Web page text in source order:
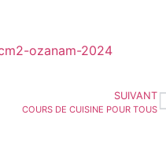
SUIVANT
COURS DE CUISINE POUR TOUS